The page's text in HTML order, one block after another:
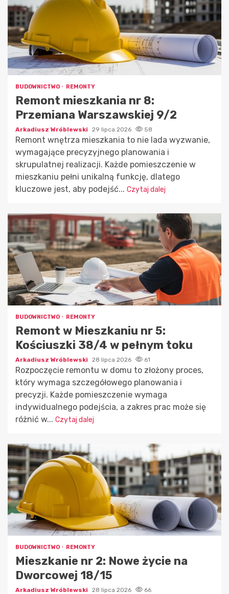
BUDOWNICTWO REMONTY
Remont mieszkania nr 8:
Przemiana Warszawskiej 9/2
Arkadiusz Wróblewski 29 lipca 2026 58
Remont wnętrza mieszkania to nie lada wyzwanie,
wymagające precyzyjnego planowania i
skrupulatnej realizacji. Każde pomieszczenie w
mieszkaniu pełni unikalną funkcję, dlatego
kluczowe jest, aby podejść... Czytaj dalej
BUDOWNICTWO REMONTY
Remont w Mieszkaniu nr 5:
Kościuszki 38/4 w pełnym toku
Arkadiusz Wróblewski 28 lipca 2026 61
Rozpoczęcie remontu w domu to złożony proces,
który wymaga szczegółowego planowania i
precyzji. Każde pomieszczenie wymaga
indywidualnego podejścia, a zakres prac może się
różnić w... Czytaj dalej
BUDOWNICTWO REMONTY
Mieszkanie nr 2: Nowe życie na
Dworcowej 18/15
Arkadiusz Wróblewski 28 lipca 2026 66